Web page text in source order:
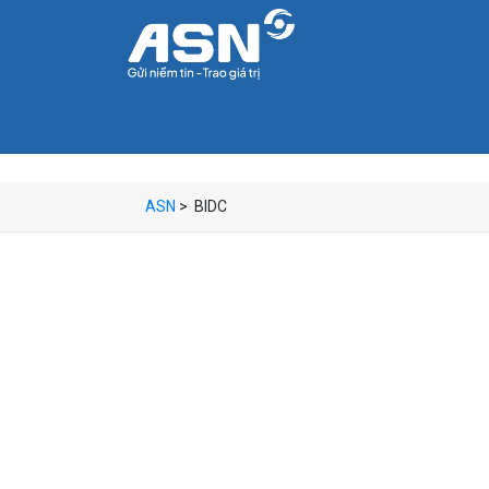
ASN > BIDC